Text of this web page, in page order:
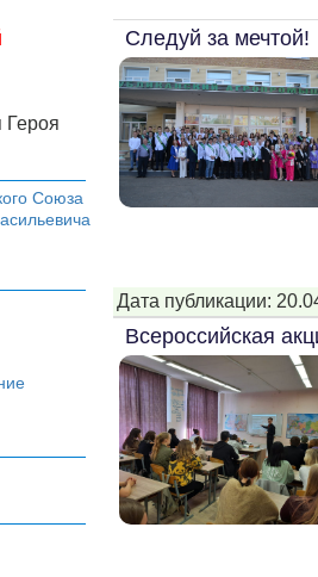
Героя
Союза
Следуй за мечтой!
Дата публикации:
Всероссийская